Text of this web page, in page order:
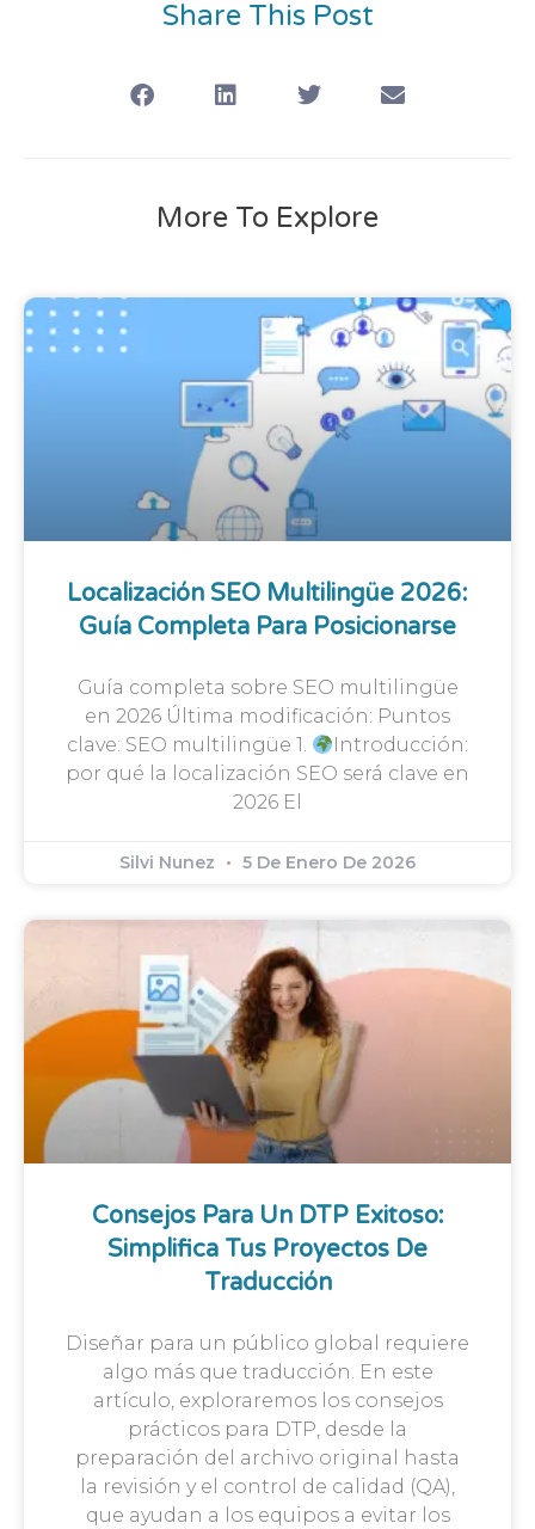
Share This Post
More To Explore
Localización SEO Multilingüe 2026:
Guía Completa Para Posicionarse
Guía completa sobre SEO multilingüe
en 2026 Última modificación: Puntos
clave: SEO multilingüe 1.
Introducción:
por qué la localización SEO será clave en
2026 El
Silvi Nunez 5 De Enero De 2026
Consejos Para Un DTP Exitoso:
Simplifica Tus Proyectos De
Traducción
Diseñar para un público global requiere
algo más que traducción. En este
artículo, exploraremos los consejos
prácticos para DTP, desde la
preparación del archivo original hasta
la revisión y el control de calidad (QA),
que ayudan a los equipos a evitar los